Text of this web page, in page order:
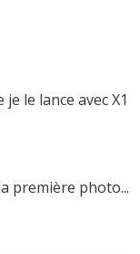
le lance avec X1
première photo...